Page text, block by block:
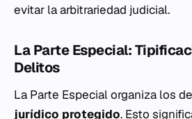
evitar la arbitrariedad judicial.
La Parte Especial:
Delitos
La Parte Especial organiza los
jurídico protegido. Esto